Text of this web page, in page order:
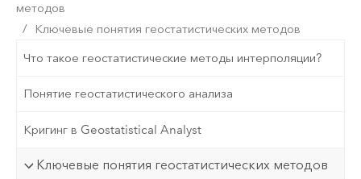
методов
Ключевые понятия геостатистических методов
Что такое геостатистические методы интерполяции?
Понятие геостатистического анализа
Кригинг в Geostatistical Analyst
Ключевые понятия геостатистических методов